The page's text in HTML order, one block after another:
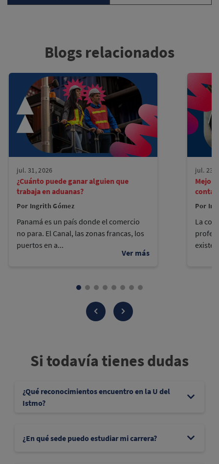
Blogs relacionados
jul. 31, 2026
¿Cuánto puede ganar alguien que
trabaja en aduanas?
Por Ingrith Gómez
Panamá es un país donde el comercio
no para. El Canal, las zonas francas, los
puertos en a...
jul. 23,
Por
La
Si todavía tienes dudas
¿Qué reconocimientos encuentro en la U del
Istmo?
¿En qué sede puedo estudiar mi carrera?